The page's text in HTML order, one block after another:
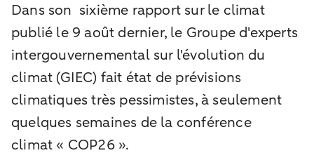
Dans son sixième rapport sur le climat
publié le 9 août dernier, le Groupe d'experts
intergouvernemental sur l'évolution du
climat (GIEC) fait état de prévisions
climatiques très pessimistes, à seulement
quelques semaines de la conférence
climat « COP26 ».